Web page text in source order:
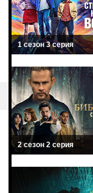
1 сезон 3 серия
2 сезон 2 серия